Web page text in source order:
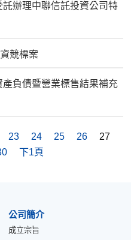
辦理中聯信託投資公司特
競標案
產負債暨營業標售結果補充
23 24 25 26
27
下1頁
公司簡介
成立宗旨